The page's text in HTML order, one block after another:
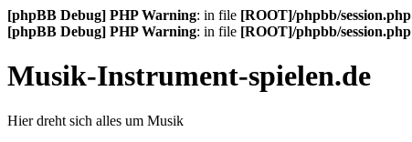
[phpBB Debug] PHP Warning: in file [ROOT]/phpbb/session.php
[phpBB Debug] PHP Warning: in file [ROOT]/phpbb/session.php
Musik-Instrument-spielen.de
Hier dreht sich alles um Musik